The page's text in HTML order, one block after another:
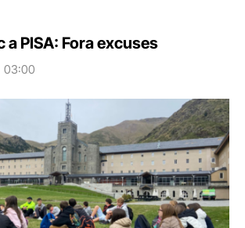
PISA: Fora excuses
03:00